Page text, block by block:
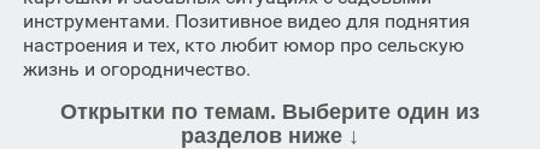
инструментами. Позитивное видео для поднятия
настроения и тех, кто любит юмор про сельскую
жизнь и огородничество.
Открытки по темам. Выберите один из
разделов ниже ↓